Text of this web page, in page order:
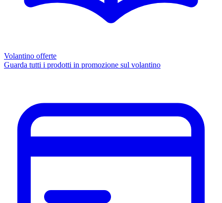
Volantino offerte
Guarda tutti i prodotti in promozione sul volantino